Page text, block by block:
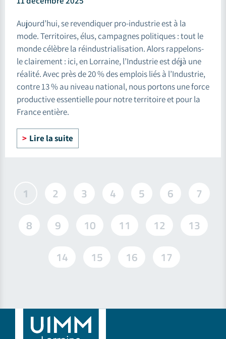
Aujourd’hui, se revendiquer pro-industrie est à la
mode. Territoires, élus, campagnes politiques : tout le
monde célèbre la réindustrialisation. Alors rappelons-
le clairement : ici, en Lorraine, l’Industrie est déjà une
réalité. Avec près de 20 % des emplois liés à l’Industrie,
contre 13 % au niveau national, nous portons une force
productive essentielle pour notre territoire et pour la
France entière.
Lire la suite
1 2 3 4 5 6
7
8
9 10 11 12
13
14
15 16 17